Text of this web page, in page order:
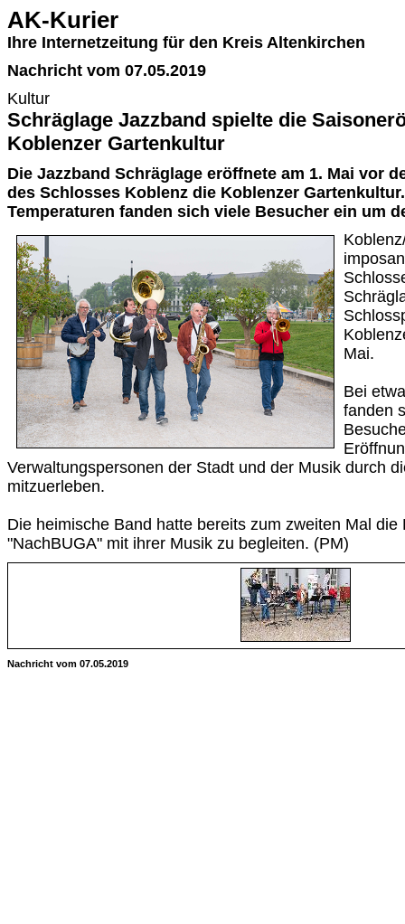
AK-Kurier
Ihre Internetzeitung für den Kreis Altenkirchen
Nachricht vom 07.05.2019
Kultur
Schräglage Jazzband spielte die
Koblenzer Gartenkultur
Die Jazzband Schräglage eröffnete am 1. Mai vor
des Schlosses Koblenz die Koblenzer
Temperaturen fanden sich viele Besucher ein um
Mai.
Bei
fanden
Verwaltungspersonen der Stadt und der Musik durch
mitzuerleben.
Die heimische Band hatte bereits zum zweiten Mal
"NachBUGA" mit ihrer Musik zu begleiten. (PM)
Nachricht vom 07.05.2019